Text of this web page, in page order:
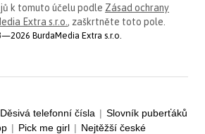
k tomuto účelu podle Zásad ochrany
Extra s.r.o. , zaškrtněte toto pole.
BurdaMedia Extra s.r.o.
Děsivá telefonní čísla | Slovník puberťáků
| Pick me girl | Nejtěžší české